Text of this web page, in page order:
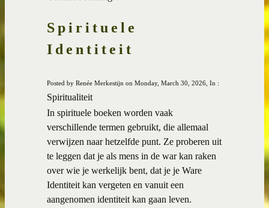
Spirituele
Identiteit
Posted by Renée Merkestijn on Monday, March 30, 2026, In :
Spiritualiteit
In spirituele boeken worden vaak
verschillende termen gebruikt, die allemaal
verwijzen naar hetzelfde punt. Ze proberen uit
te leggen dat je als mens in de war kan raken
over wie je werkelijk bent, dat je je Ware
Identiteit kan vergeten en vanuit een
aangenomen identiteit kan gaan leven.